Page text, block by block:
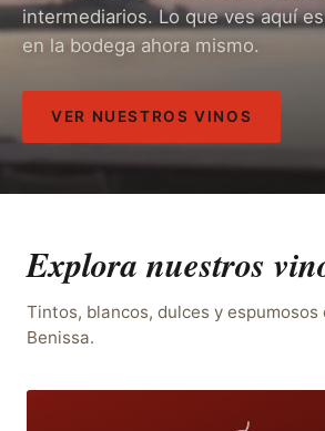
intermediarios. Lo que ves aquí
en la bodega ahora mismo.
VER NUESTROS VINOS
Explora nuestros
Tintos, blancos, dulces y espumosos
Benissa.